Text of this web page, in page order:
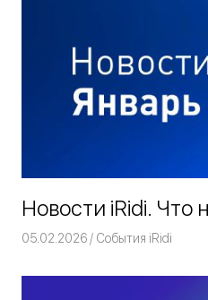
Новости iRidi. Что
05.02.2026 Команда iRidium
События iRidi